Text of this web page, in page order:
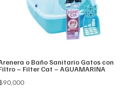
o Baño Sanitario Gatos con
– Filter Cat – AGUAMARINA
90,000